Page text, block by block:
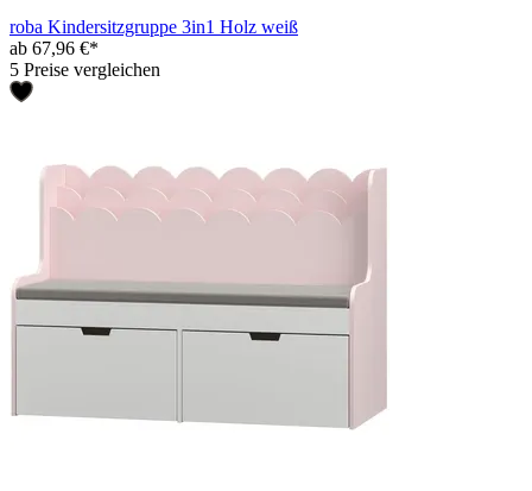
roba Kindersitzgruppe 3in1 Holz weiß
ab 67,96 €*
5 Preise vergleichen